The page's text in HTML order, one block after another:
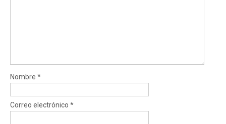
Nombre *
Correo electrónico *